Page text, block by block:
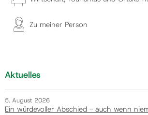
Zu meiner Person
Aktuelles
5. August 2026
Ein würdevoller Abschied - auch wenn